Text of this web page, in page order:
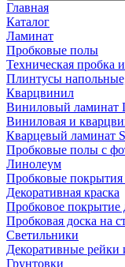
Главная
Каталог
Ламинат
Пробковые полы
Техническая пробка
Плинтусы
Кварцвинил
Виниловый ламинат
Виниловая и
Кварцевый ламинат
Пробковые полы с
Линолеум
Пробковые покрытия
Декоративная краска
Пробковое покрытие
Пробковая доска на
Светильники
Декоративные рейки
Грунтовки